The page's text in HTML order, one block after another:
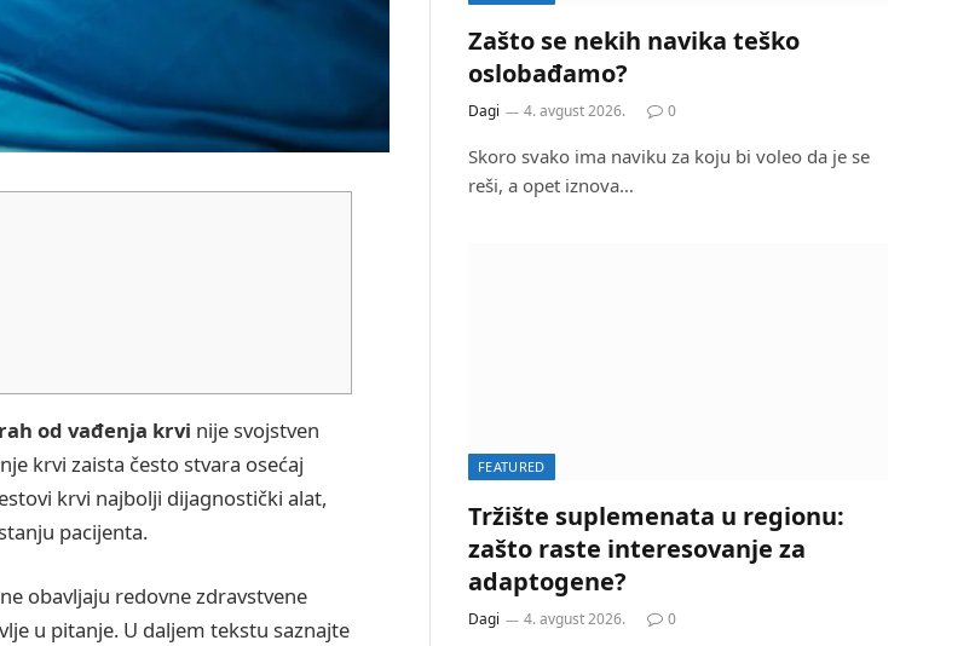
od vađenja krvi nije svojstven
krvi zaista često stvara osećaj
krvi najbolji dijagnostički alat,
pacijenta.
obavljaju redovne zdravstvene
u pitanje. U daljem tekstu saznajte
Zašto se nekih navika teško
oslobađamo?
Dagi 4. avgust 2026. 0
Skoro svako ima naviku za koju bi voleo da je se
reši, a opet iznova…
FEATURED
Tržište suplemenata u regionu:
zašto raste interesovanje za
adaptogene?
Dagi 4. avgust 2026. 0